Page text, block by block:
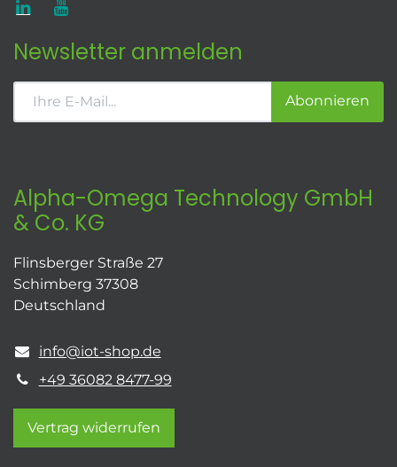
Newsletter anmelden
Abonnieren
Alpha-Omega Technology GmbH
& Co. KG
Flinsberger Straße 27
Schimberg 37308
Deutschland
info@iot-shop.de
+49 36082 8477-99
Vertrag widerrufen